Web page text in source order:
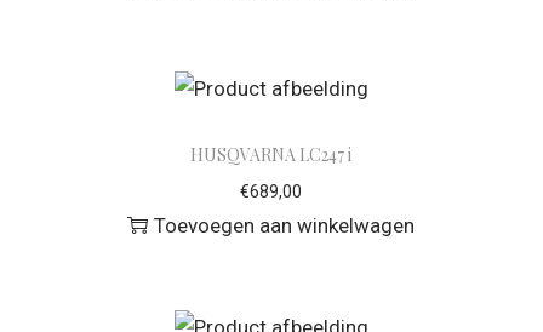
HUSQVARNA LC247 i
€689,00
Toevoegen aan winkelwagen